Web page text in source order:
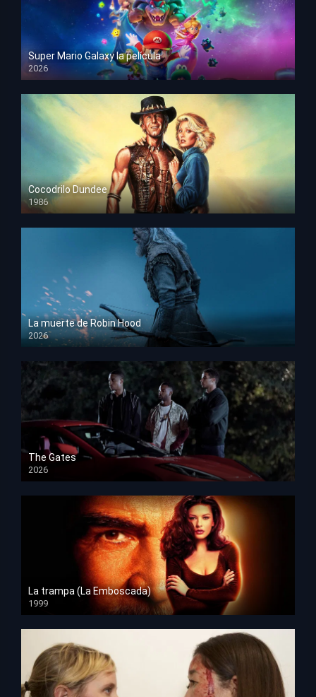
Super Mario Galaxy la película
2026
HD 1080p
Cocodrilo Dundee
1986
HD 1080p
La muerte de Robin Hood
2026
HD 1080p
The Gates
2026
HD 1080p
La trampa (La Emboscada)
1999
HD 1080p